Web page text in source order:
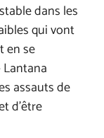
dans les
qui vont
en se
Lantana
assauts de
d’être